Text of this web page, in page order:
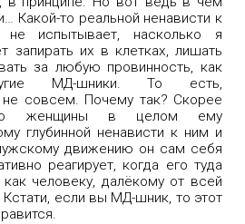
Какой-то реальной ненависти к
испытывает, насколько я
запирать их в клетках, лишать
за любую провинность, как
МД-шники. То есть,
не совсем. Почему так? Скорее
женщины в целом ему
глубинной ненависти к ним и
движению он сам себя
реагирует, когда его туда
человеку, далёкому от всей
если вы МД-шник, то этот